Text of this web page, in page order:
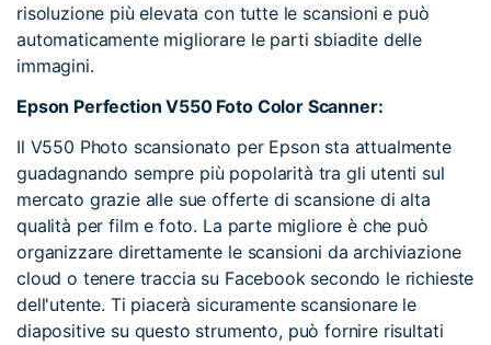
risoluzione più elevata con tutte le scansioni e può
automaticamente migliorare le parti sbiadite delle
immagini.
Epson Perfection V550 Foto Color Scanner:
Il V550 Photo scansionato per Epson sta attualmente
guadagnando sempre più popolarità tra gli utenti sul
mercato grazie alle sue offerte di scansione di alta
qualità per film e foto. La parte migliore è che può
organizzare direttamente le scansioni da archiviazione
cloud o tenere traccia su Facebook secondo le richieste
dell'utente. Ti piacerà sicuramente scansionare le
diapositive su questo strumento, può fornire risultati